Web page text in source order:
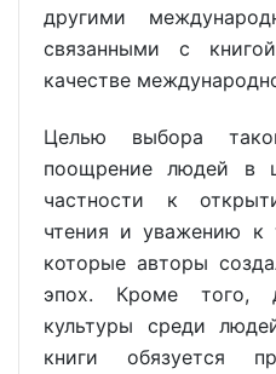
другими
связанными с
качестве
Целью выбора
поощрение людей в
частности к
чтения и уважению к
которые авторы
эпох. Кроме того,
культуры среди
книги обязуется